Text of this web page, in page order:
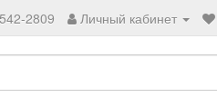
2809 Личный кабинет